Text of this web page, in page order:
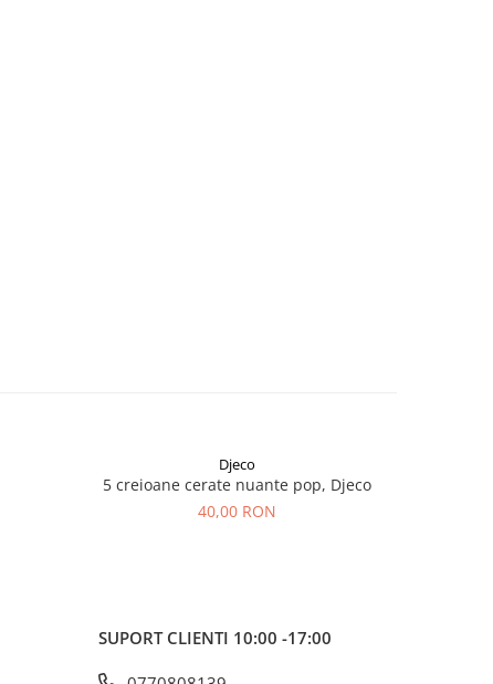
Djeco
5 creioane cerate nuante pop, Djeco
40,00 RON
SUPORT CLIENTI 10:00 -17:00